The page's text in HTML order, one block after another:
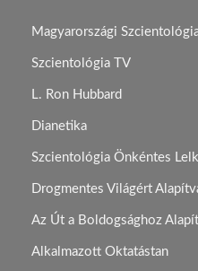
Magyarországi
Szcientológia TV
L. Ron Hubbard
Dianetika
Szcientológia Önkéntes
Drogmentes Világért
Az Út a Boldogsághoz
Alkalmazott Oktatástan